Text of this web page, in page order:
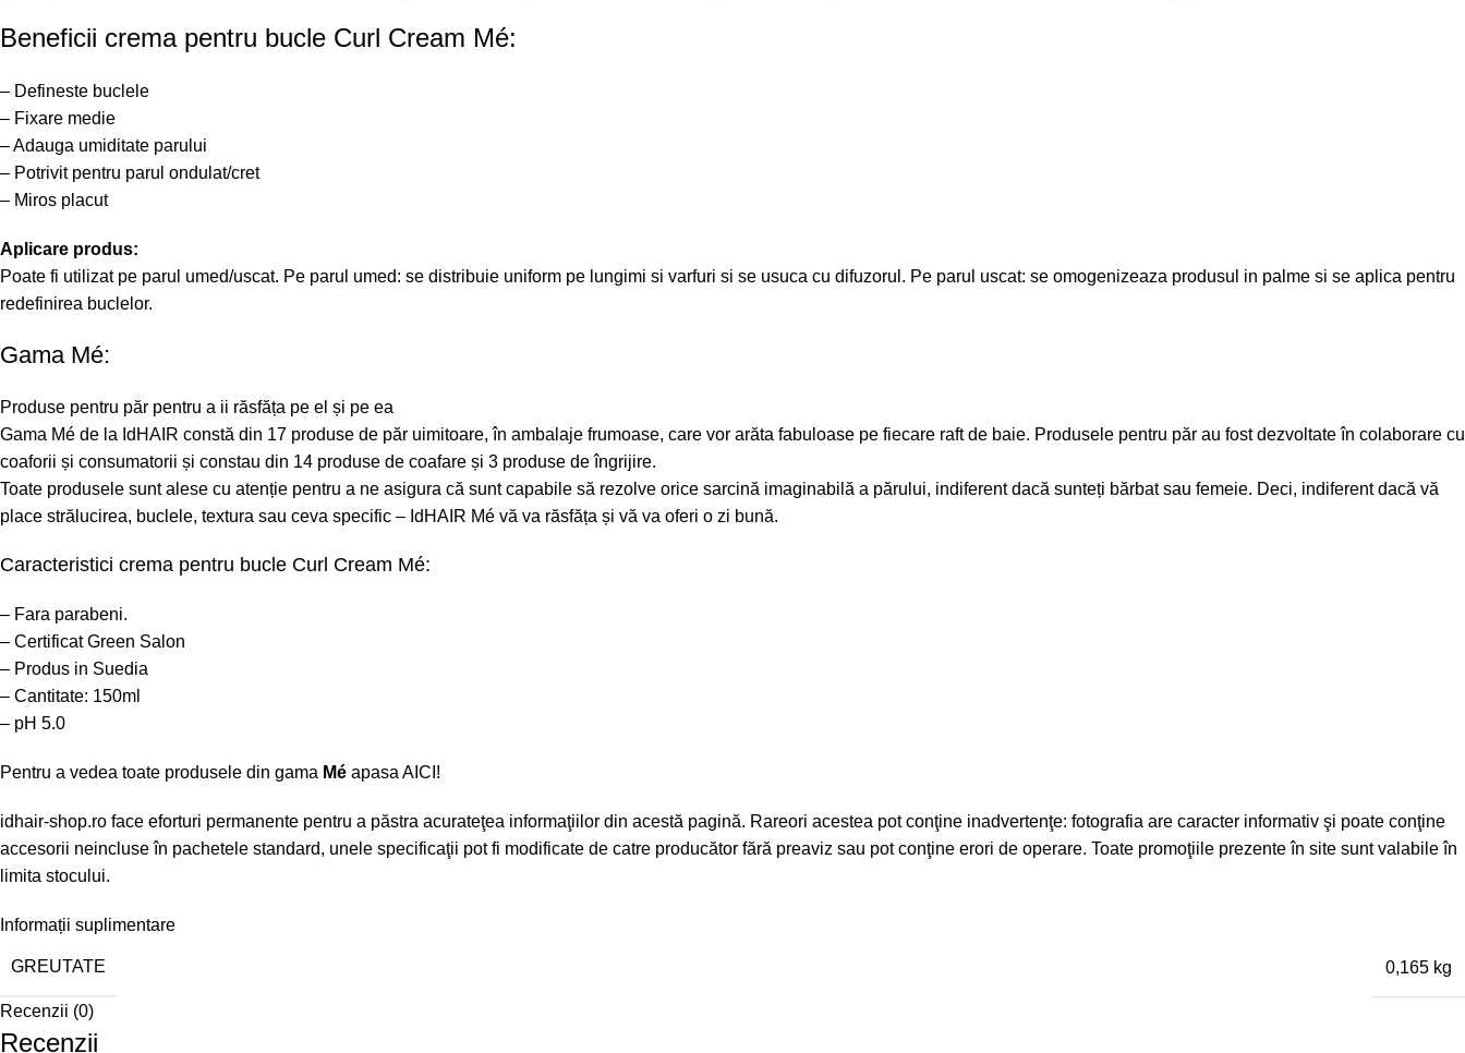
Beneficii crema pentru bucle Curl Cream Mé:
– Defineste buclele
– Fixare medie
– Adauga umiditate parului
– Potrivit pentru parul ondulat/cret
– Miros placut
Aplicare produs:
Poate fi utilizat pe parul umed/uscat. Pe parul umed: se distribuie uniform pe lungimi si varfuri si se usuca cu difuzorul. Pe parul uscat: se omogenizeaza produsul in palme si se aplica pentru
redefinirea buclelor.
Gama Mé:
Produse pentru păr pentru a ii răsfăța pe el și pe ea
Gama Mé de la IdHAIR constă din 17 produse de păr uimitoare, în ambalaje frumoase, care vor arăta fabuloase pe fiecare raft de baie. Produsele pentru păr au fost dezvoltate în colaborare cu
coaforii și consumatorii și constau din 14 produse de coafare și 3 produse de îngrijire.
Toate produsele sunt alese cu atenție pentru a ne asigura că sunt capabile să rezolve orice sarcină imaginabilă a părului, indiferent dacă sunteți bărbat sau femeie. Deci, indiferent dacă vă
place strălucirea, buclele, textura sau ceva specific – IdHAIR Mé vă va răsfăța și vă va oferi o zi bună.
Caracteristici crema pentru bucle Curl Cream Mé:
– Fara parabeni.
– Certificat Green Salon
– Produs in Suedia
– Cantitate: 150ml
– pH 5.0
Pentru a vedea toate produsele din gama Mé apasa AICI!
idhair-shop.ro face eforturi permanente pentru a păstra acurateţea informaţiilor din acestă pagină. Rareori acestea pot conţine inadvertenţe: fotografia are caracter informativ şi poate conţine
accesorii neincluse în pachetele standard, unele specificaţii pot fi modificate de catre producător fără preaviz sau pot conţine erori de operare. Toate promoţiile prezente în site sunt valabile în
limita stocului.
Informații suplimentare
GREUTATE 0,165 kg
Recenzii (0)
Recenzii